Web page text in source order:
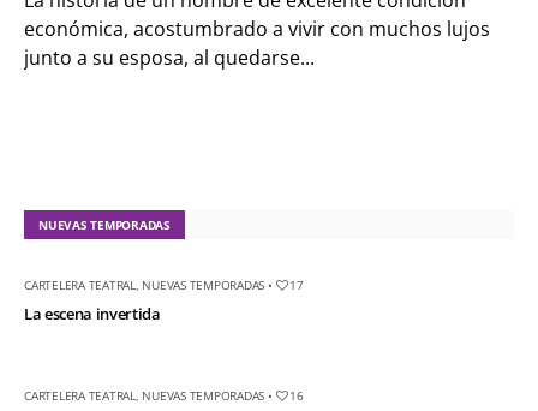
económica, acostumbrado a vivir con muchos lujos
junto a su esposa, al quedarse...
NUEVAS TEMPORADAS
CARTELERA TEATRAL, NUEVAS TEMPORADAS • 17
La escena invertida
CARTELERA TEATRAL, NUEVAS TEMPORADAS • 16